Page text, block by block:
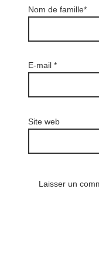
Nom de famille*
E-mail *
Site web